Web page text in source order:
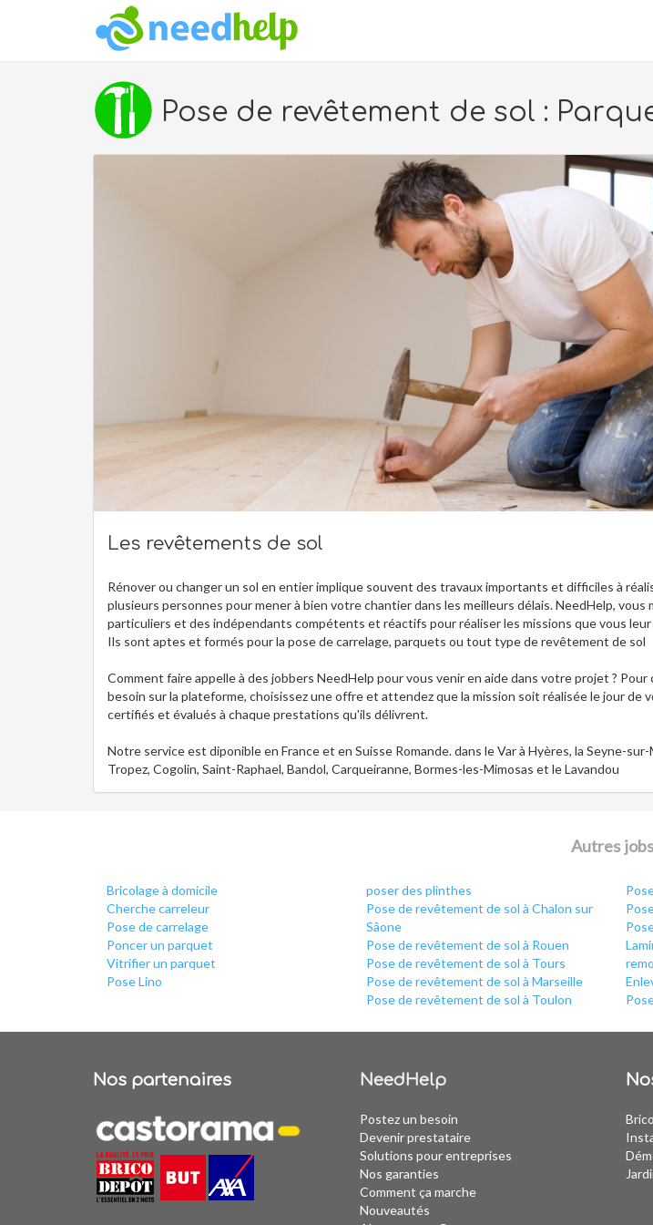
Pose de revêtement de sol :
Les revêtements de sol
Rénover ou changer un sol en entier implique souvent des travaux importants et difficiles à
plusieurs personnes pour mener à bien votre chantier dans les meilleurs délais. NeedHelp, vous
particuliers et des indépendants compétents et réactifs pour réaliser les missions que vous leur
Ils sont aptes et formés pour la pose de carrelage, parquets ou tout type de revêtement de sol
Comment faire appelle à des jobbers NeedHelp pour vous venir en aide dans votre projet ?
besoin sur la plateforme, choisissez une offre et attendez que la mission soit réalisée le jour de
certifiés et évalués à chaque prestations qu'ils délivrent.
Notre service est diponible en France et en Suisse Romande. dans le Var à Hyères, la Seyne-
Tropez, Cogolin, Saint-Raphael, Bandol, Carqueiranne, Bormes-les-Mimosas et le Lavandou
Autres jobs
Bricolage à domicile
Cherche carreleur
Pose de carrelage
Poncer un parquet
Vitrifier un parquet
Pose Lino
poser des plinthes
Pose de revêtement de sol à Chalon sur
Sâone
Pose de revêtement de sol à Rouen
Pose de revêtement de sol à Tours
Pose de revêtement de sol à Marseille
Pose de revêtement de sol à Toulon
Nos partenaires NeedHelp
Postez un besoin
Devenir prestataire
Solutions pour entreprises
Nos garanties
Comment ça marche
Nouveautés